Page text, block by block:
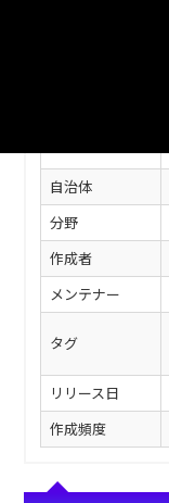
自治体
分野
作成者
メンテナー
タグ
リリース日
作成頻度